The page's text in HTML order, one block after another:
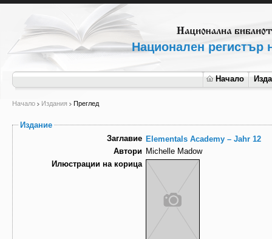
Национален регистър
Начало
Начало Издания Преглед
Издание
Заглавие Elementals Academy – Jahr 12
Автори Michelle Madow
Илюстрации на корица